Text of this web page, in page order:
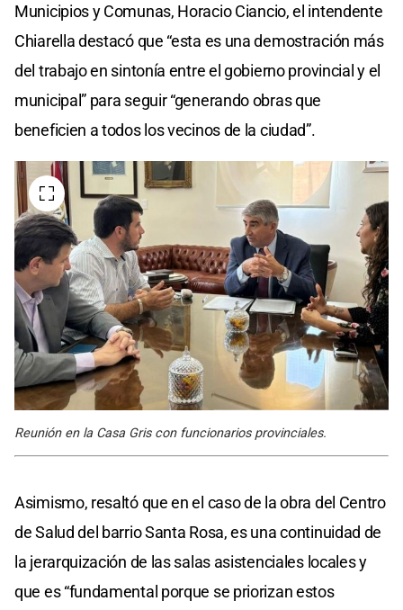
Municipios y Comunas, Horacio Ciancio, el intendente
Chiarella destacó que “esta es una demostración más
del trabajo en sintonía entre el gobierno provincial y el
municipal” para seguir “generando obras que
beneficien a todos los vecinos de la ciudad”.
Reunión en la Casa Gris con funcionarios provinciales.
Asimismo, resaltó que en el caso de la obra del Centro
de Salud del barrio Santa Rosa, es una continuidad de
la jerarquización de las salas asistenciales locales y
que es “fundamental porque se priorizan estos